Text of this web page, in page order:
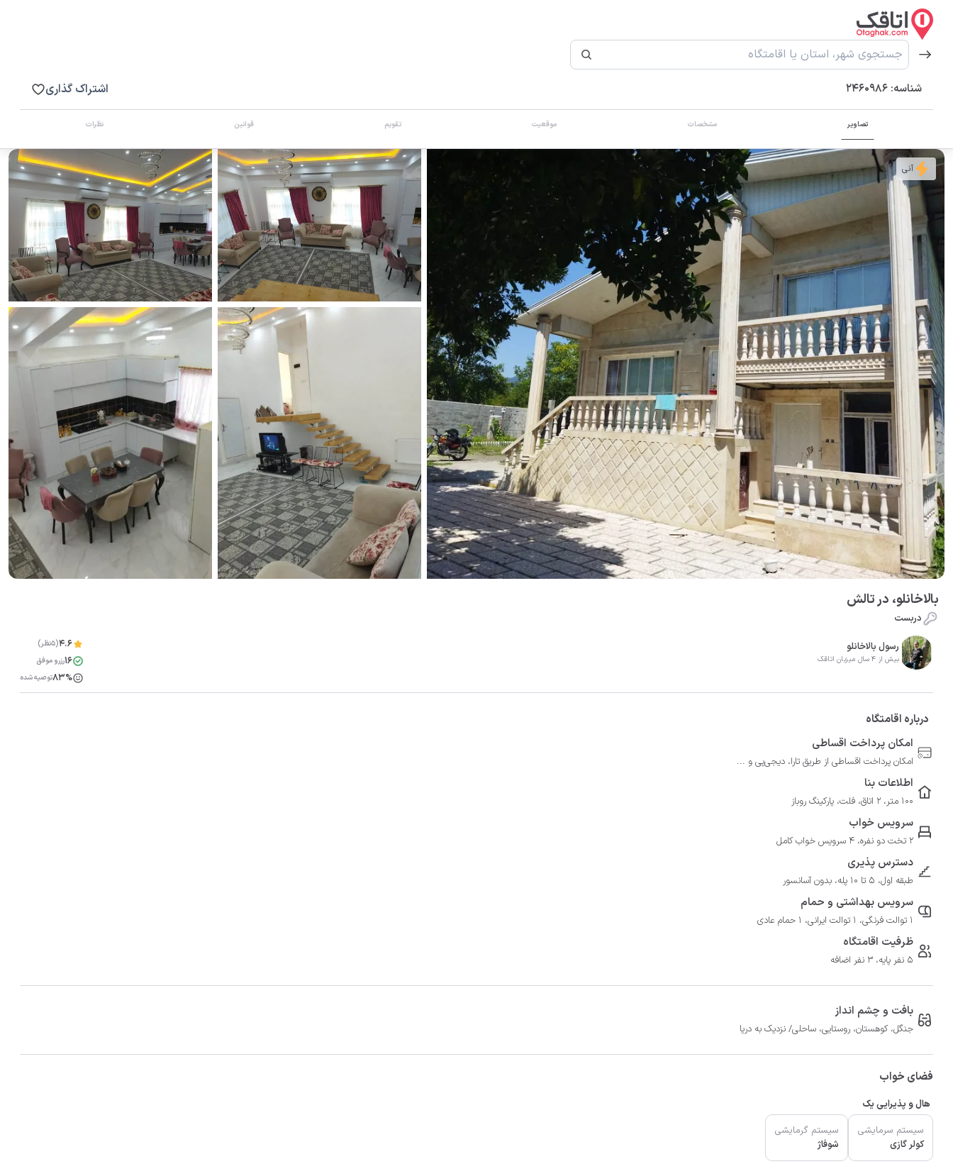
شناسه: 2460986
تصاویر مشخصات موقعیت تقویم قوانین نظرات
اشتراک گذاری
آنی
بالاخانلو، در تالش
دربست
رسول بالاخانلو
بیش از 4 سال میزبان اتاقک
4.6(5نظر)
16رزرو موفق
83%توصیه شده
درباره اقامتگاه
امکان پرداخت اقساطی
امکان پرداخت اقساطی از طریق تارا، دیجی‌پی و ...
اطلاعات بنا
100 متر، 2 اتاق، فلت، پارکینگ روباز
سرویس خواب
2 تخت دو نفره، 4 سرویس خواب کامل
دسترس پذیری
طبقه اول، 5 تا 10 پله، بدون آسانسور
سرویس بهداشتی و حمام
1 توالت فرنگی، 1 توالت ایرانی، 1 حمام عادی
ظرفیت اقامتگاه
5 نفر پایه، 3 نفر اضافه
بافت و چشم انداز
جنگل، کوهستان، روستایی، ساحلی/ نزدیک به دریا
فضای خواب
هال و پذیرایی یک
سیستم سرمایشی
کولر گازی
سیستم گرمایشی
شوفاژ